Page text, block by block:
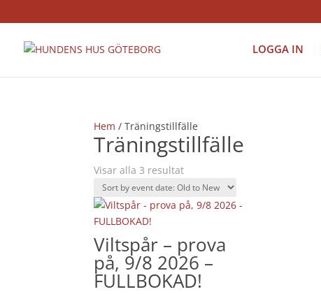
LOGGA IN
Hem / Träningstillfälle
Träningstillfälle
Visar alla 3 resultat
Viltspår – prova
på, 9/8 2026 –
FULLBOKAD!